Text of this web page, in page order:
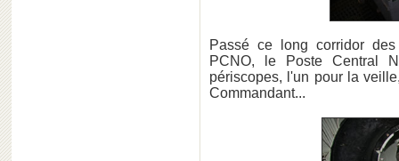
Passé ce long corridor
PCNO, le Poste Central
périscopes, l'un pour la
Commandant...